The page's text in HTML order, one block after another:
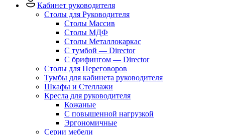
Кабинет руководителя
Столы для Руководителя
Столы Массив
Столы МДФ
Столы Металлокаркас
С тумбой — Director
C брифингом — Director
Столы для Переговоров
Тумбы для кабинета руководителя
Шкафы и Стеллажи
Кресла для руководителя
Кожаные
С повышенной нагрузкой
Эргономичные
Серии мебели